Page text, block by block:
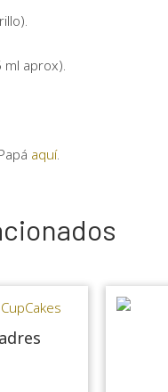
aprox).
aquí.